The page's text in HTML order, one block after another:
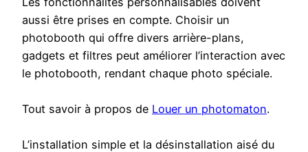
aussi être prises en compte. Choisir un
photobooth qui offre divers arrière-plans,
gadgets et filtres peut améliorer l’interaction avec
le photobooth, rendant chaque photo spéciale.
Tout savoir à propos de Louer un photomaton.
L’installation simple et la désinstallation aisé du